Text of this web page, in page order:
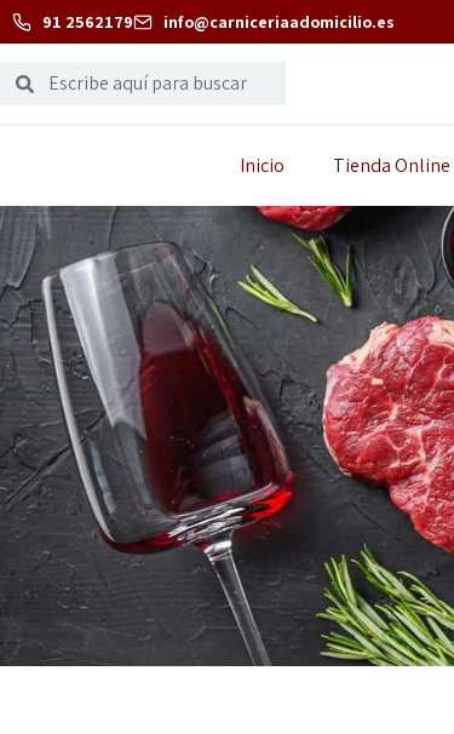
91 2562179 info@carniceriaadomicilio.es
Inicio Tienda Online